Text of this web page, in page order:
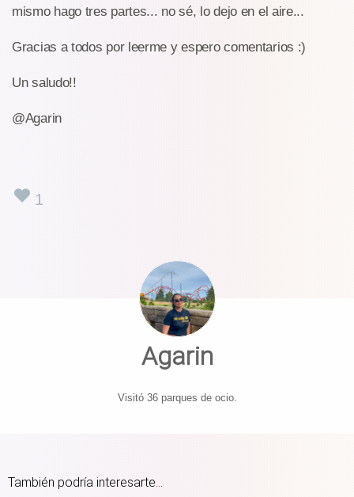
mismo hago tres partes... no sé, lo dejo en el aire...
Gracias a todos por leerme y espero comentarios :)
Un saludo!!
@Agarin
1
Agarin
Visitó 36 parques de ocio.
También podría interesarte...